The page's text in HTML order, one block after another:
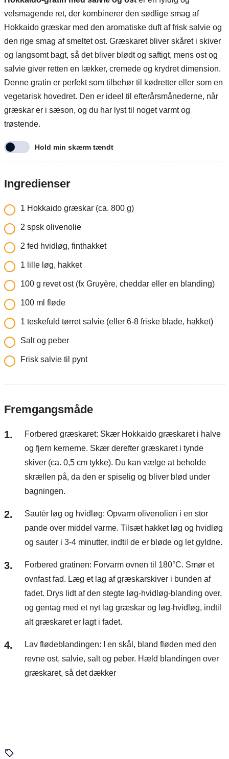
velsmagende ret, der kombinerer den sødlige smag af
Hokkaido græskar med den aromatiske duft af frisk salvie og
den rige smag af smeltet ost. Græskaret bliver skåret i skiver
og langsomt bagt, så det bliver blødt og saftigt, mens ost og
salvie giver retten en lækker, cremede og krydret dimension.
Denne gratin er perfekt som tilbehør til kødretter eller som en
vegetarisk hovedret. Den er ideel til efterårsmånederne, når
græskar er i sæson, og du har lyst til noget varmt og
trøstende.
Hold min skærm tændt
Ingredienser
1 Hokkaido græskar (ca. 800 g)
2 spsk olivenolie
2 fed hvidløg, finthakket
1 lille løg, hakket
100 g revet ost (fx Gruyère, cheddar eller en blanding)
100 ml fløde
1 teskefuld tørret salvie (eller 6-8 friske blade, hakket)
Salt og peber
Frisk salvie til pynt
Fremgangsmåde
Forbered græskaret: Skær Hokkaido græskaret i halve
og fjern kernerne. Skær derefter græskaret i tynde
skiver (ca. 0,5 cm tykke). Du kan vælge at beholde
skrællen på, da den er spiselig og bliver blød under
bagningen.
Sautér løg og hvidløg: Opvarm olivenolien i en stor
pande over middel varme. Tilsæt hakket løg og hvidløg
og sauter i 3-4 minutter, indtil de er bløde og let gyldne.
Forbered gratinen: Forvarm ovnen til 180°C. Smør et
ovnfast fad. Læg et lag af græskarskiver i bunden af
fadet. Drys lidt af den stegte løg-hvidløg-blanding over,
og gentag med et nyt lag græskar og løg-hvidløg, indtil
alt græskaret er lagt i fadet.
Lav flødeblandingen: I en skål, bland fløden med den
revne ost, salvie, salt og peber. Hæld blandingen over
græskaret, så det dækker